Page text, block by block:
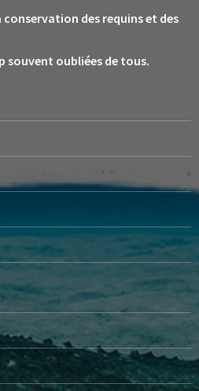
conservation des requins et des
souvent oubliées de tous.